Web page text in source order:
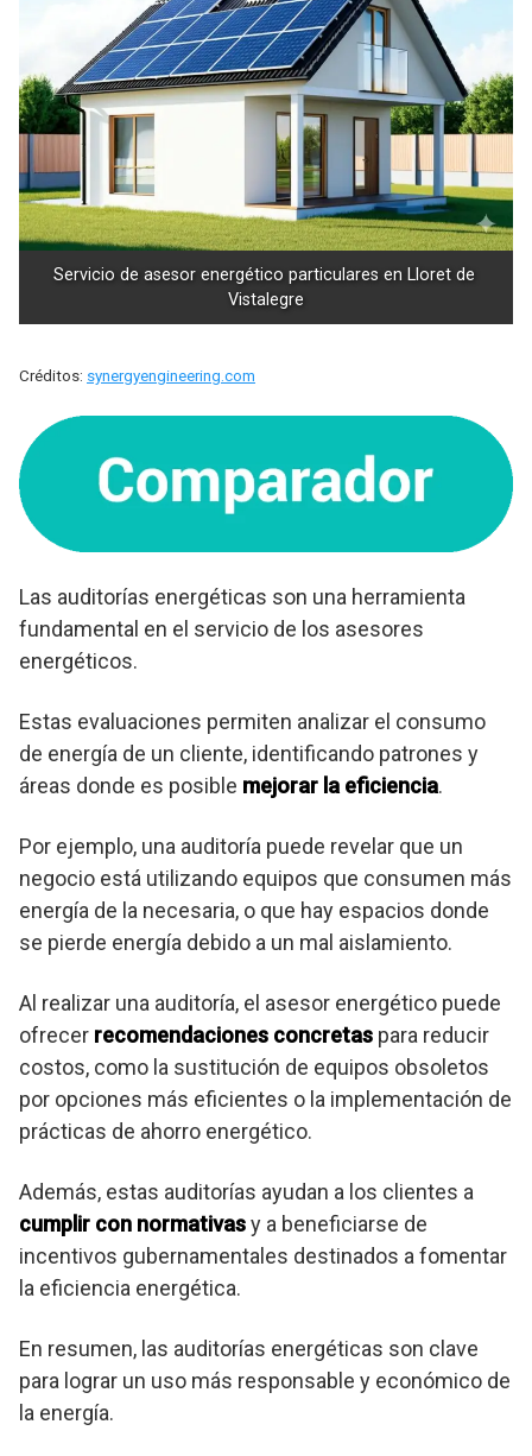
Servicio de asesor energético particulares en Lloret de
Vistalegre
Créditos: synergyengineering.com
Las auditorías energéticas son una herramienta
fundamental en el servicio de los asesores
energéticos.
Estas evaluaciones permiten analizar el consumo
de energía de un cliente, identificando patrones y
áreas donde es posible mejorar la eficiencia.
Por ejemplo, una auditoría puede revelar que un
negocio está utilizando equipos que consumen más
energía de la necesaria, o que hay espacios donde
se pierde energía debido a un mal aislamiento.
Al realizar una auditoría, el asesor energético puede
ofrecer recomendaciones concretas para reducir
costos, como la sustitución de equipos obsoletos
por opciones más eficientes o la implementación de
prácticas de ahorro energético.
Además, estas auditorías ayudan a los clientes a
cumplir con normativasy a beneficiarse de
incentivos gubernamentales destinados a fomentar
la eficiencia energética.
En resumen, las auditorías energéticas son clave
para lograr un uso más responsable y económico de
la energía.